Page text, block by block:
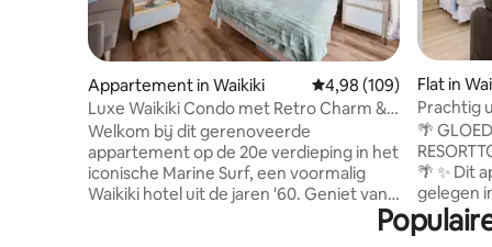
Appartement in Waikiki Gemiddelde
4,98 (109)
Luxe Waikiki Condo met Retro Charm &
GRATIS PARKEREN
Welkom bij dit gerenoveerde
appartement op de 20e verdieping in het
iconische Marine Surf, een voormalig
Waikiki hotel uit de jaren '60. Geniet van
waaronder een gedeeltelijk uitzicht op
Flat in
Prachtig
🌴
🌴 ✨ Dit appartement aan de oceaan is
gelegen
Luxury
negende